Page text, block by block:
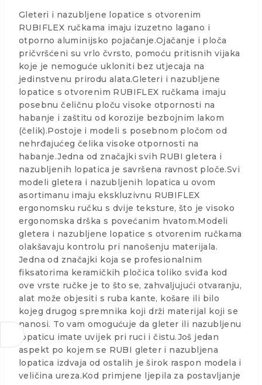
Gleteri i nazubljene lopatice s otvorenim
RUBIFLEX ručkama imaju izuzetno lagano i
otporno aluminijsko pojačanje.Ojačanje i ploča
pričvršćeni su vrlo čvrsto, pomoću pritisnih vijaka
koje je nemoguće ukloniti bez utjecaja na
jedinstvenu prirodu alata.Gleteri i nazubljene
lopatice s otvorenim RUBIFLEX ručkama imaju
posebnu čeličnu ploču visoke otpornosti na
habanje i zaštitu od korozije bezbojnim lakom
(čelik).Postoje i modeli s posebnom pločom od
nehrđajućeg čelika visoke otpornosti na
habanje.Jedna od značajki svih RUBI gletera i
nazubljenih lopatica je savršena ravnost ploče.Svi
modeli gletera i nazubljenih lopatica u ovom
asortimanu imaju ekskluzivnu RUBIFLEX
ergonomsku ručku s dvije teksture, što je visoko
ergonomska drška s povećanim hvatom.Modeli
gletera i nazubljene lopatice s otvorenim ručkama
olakšavaju kontrolu pri nanošenju materijala.
Jedna od značajki koja se profesionalnim
fiksatorima keramičkih pločica toliko sviđa kod
ove vrste ručke je to što se, zahvaljujući otvaranju,
alat može objesiti s ruba kante, košare ili bilo
kojeg drugog spremnika koji drži materijal koji se
nanosi. To vam omogućuje da gleter ili nazubljenu
lopaticu imate uvijek pri ruci i čistu.Još jedan
aspekt po kojem se RUBI gleter i nazubljena
lopatica izdvaja od ostalih je širok raspon modela i
veličina ureza.Kod primjene ljepila za postavljanje